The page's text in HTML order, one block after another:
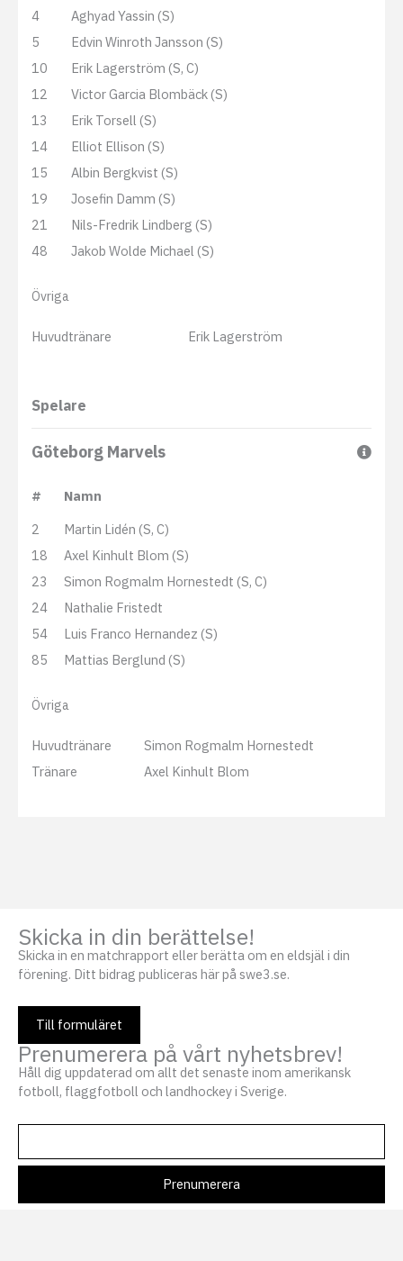
4
Aghyad Yassin (S)
5
Edvin Winroth Jansson (S)
10
Erik Lagerström (S, C)
12
Victor Garcia Blombäck (S)
13
Erik Torsell (S)
14
Elliot Ellison (S)
15
Albin Bergkvist (S)
19
Josefin Damm (S)
21
Nils-Fredrik Lindberg (S)
48
Jakob Wolde Michael (S)
Övriga
Huvudtränare Erik Lagerström
Spelare
Göteborg Marvels
#
Namn
2
Martin Lidén (S, C)
18
Axel Kinhult Blom (S)
23
Simon Rogmalm Hornestedt (S, C)
24
Nathalie Fristedt
54
Luis Franco Hernandez (S)
85
Mattias Berglund (S)
Övriga
Huvudtränare
Simon Rogmalm Hornestedt
Tränare
Axel Kinhult Blom
Skicka in din berättelse!
Skicka in en matchrapport eller berätta om en eldsjäl i din
förening. Ditt bidrag publiceras här på swe3.se.
Till formuläret
Prenumerera på vårt nyhetsbrev!
Håll dig uppdaterad om allt det senaste inom amerikansk
fotboll, flaggfotboll och landhockey i Sverige.